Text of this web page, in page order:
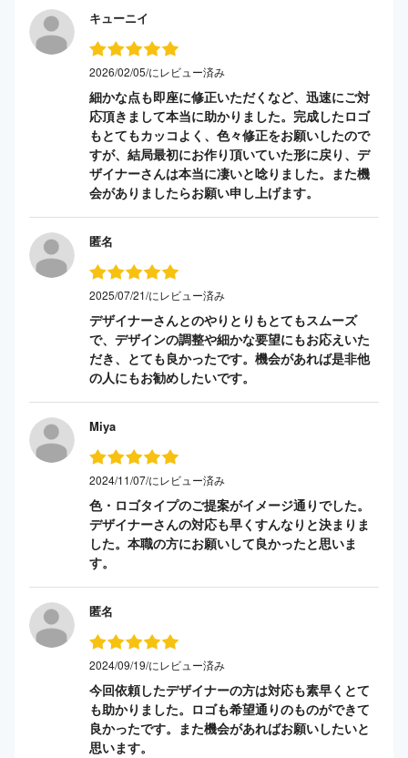
キューニイ
2026/02/05/にレビュー済み
細かな点も即座に修正いただくなど、迅速にご対
応頂きまして本当に助かりました。完成したロゴ
もとてもカッコよく、色々修正をお願いしたので
すが、結局最初にお作り頂いていた形に戻り、デ
ザイナーさんは本当に凄いと唸りました。また機
会がありましたらお願い申し上げます。
匿名
2025/07/21/にレビュー済み
デザイナーさんとのやりとりもとてもスムーズ
で、デザインの調整や細かな要望にもお応えいた
だき、とても良かったです。機会があれば是非他
の人にもお勧めしたいです。
Miya
2024/11/07/にレビュー済み
色・ロゴタイプのご提案がイメージ通りでした。
デザイナーさんの対応も早くすんなりと決まりま
した。本職の方にお願いして良かったと思いま
す。
匿名
2024/09/19/にレビュー済み
今回依頼したデザイナーの方は対応も素早くとて
も助かりました。ロゴも希望通りのものができて
良かったです。また機会があればお願いしたいと
思います。